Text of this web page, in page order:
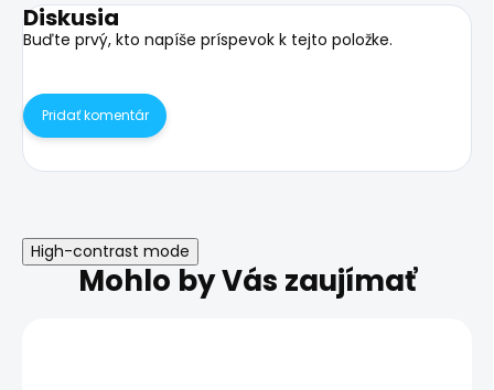
Diskusia
Buďte prvý, kto napíše príspevok k tejto položke.
Pridať komentár
High-contrast mode
Mohlo by Vás zaujímať